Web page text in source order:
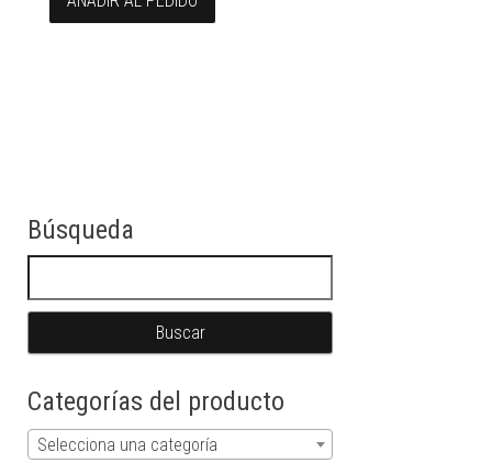
Búsqueda
Categorías del producto
Selecciona una categoría